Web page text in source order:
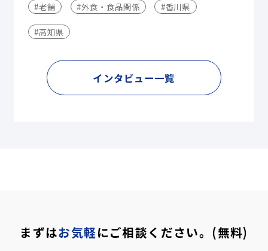
#老舗 #外食・食品関係 #香川県
#高知県
インタビュー一覧
まずはお気軽にご相談ください。(無料)